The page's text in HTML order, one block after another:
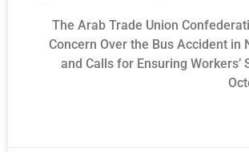
The Arab Trade Union
Concern Over the Bus Accident in
and Calls for Ensuring Workers’